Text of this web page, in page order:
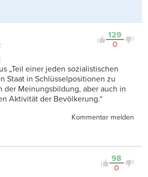
129
0
„Teil einer jeden sozialistischen
Staat in Schlüsselpositionen zu
der Meinungsbildung, aber auch in
Aktivität der Bevölkerung.“
Kommentar melden
98
0